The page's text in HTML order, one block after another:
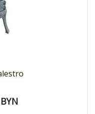
BYN